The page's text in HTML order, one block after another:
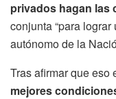
privados hagan las
conjunta “para
autónomo de la
Tras afirmar que eso
mejores